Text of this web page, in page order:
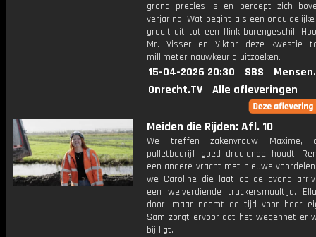
grond precies is en beroept zich
verjaring. Wat begint als een
groeit uit tot een flink burengeschil.
Mr. Visser en Viktor deze kwestie
millimeter nauwkeurig uitzoeken.
15-04-2026 20:30 SBS
Onrecht.TV
Alle afleveringen
Meiden die Rijden: Afl. 10
We treffen zakenvrouw Maxime,
palletbedrijf goed draaiende houdt.
een andere vracht met nieuwe
we Caroline die laat op de avond
een welverdiende truckersmaaltijd.
door, maar neemt de tijd voor haar
Sam zorgt ervoor dat het wegennet er
bij ligt.